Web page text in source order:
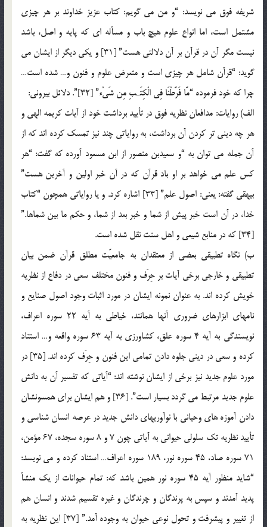
شریفه فوق می نویسد: “و من می گویم: کتاب عزیز خداوند بر هر چیزی
مشتمل است، اما انواع علوم هیچ باب و مسأله ای که پایه و اصل، باشد
نیست مگر آن در قرآن بر آن دلالتی هست” [31] و یکی دیگر از ایشان می
گوید: “قرآن شامل هر چیزی است و متعرض علوم و فنون و… شده است…
چرا که خود فرموده “مَّا فَرَّطْنَا فِی الْکِتَـبِ مِن شَیْء” [32]”. دلائل بیرونی:
الف) روایات: مدافعان نظریه فوق در تأیید برداشت خود از آیات کریمه الهی و
هر چه دینی تر کردن آن برداشت، به روایاتی چند نیز تمسک کرده اند که از
آن جمله می توان به “و سعیدبن منصور از ابن مسعود آورده که گفت: “هر
کس علم می خواهد بر او باد قرآن که در آن خبر اولین و آخرین هست”
بیهقی گفته: یعنی: اصول علم” [33] اشاره کرد. و یا روایاتی همچون “کتاب
خدا، در آن است خبر پیش از شما و خبر بعد از شما، و حکم ما بین شماها.”
[34] که در منابع شیعی و اهل سنت نقل شده است.
ب) نگاه تطبیقی بعضی از معتقدان به جامعیّت مطلق قرآن ضمن بیان
تطبیقی و خارجی برخی آیات بر حِرَف و فنون مختلف سعی در دفاع از نظریه
خویش کرده اند. به عنوان نمونه ایشان در مورد اثبات وجود اصول صنایع و
نامهای ابزارهای ضروری آنها همانند، خیاطی به آیه 22 سوره اعراف،
نویسندگی به آیه 4 سوره علق، کشاورزی به آیه 63 سوره واقعه و… استناد
کرده و سعی در دینی جلوه دادن تمامی این فنون و حِرَف کرده اند. [35] در
مورد علوم جدید نیز برخی از ایشان نوشته اند: “آیاتی که تفسیر آن به دانش
علوم جدید مرتبط می گردد بسیار است”. [36] و هم ایشان برای همسونشان
دادن آموزه های وحیانی با نوآوریهای دانش جدید در عرصه انسان شناسی و
تأیید نظریه تک سلولی حیوانی به آیاتی چون 7 و 8 سوره سجده، 67 مؤمن،
71 سوره صاد، 45 سوره نور، 189 سوره اعراف… استناد کرده و می نویسد:
“شاید منظور آیه 45 سوره نور همین باشد که: تمام حیوانات از یک منشأ
پدید آمدند و سپس به پرندگان و چرندگان و غیره تقسیم شدند و انسان هم
از تغییر و پیشرفت و تحول نوعی حیوان به وجوده آمد.” [37] این نظریه به